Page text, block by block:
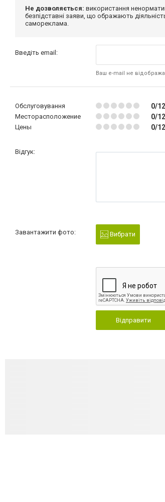
Не дозволяється: використання
безпідставні заяви, що ображають
самореклама.
Введіть email:
Ваш e-mail не
Обслуговування 0/12
Месторасположение 0/12
Цены 0/12
Відгук:
Завантажити фото: Вибрати
Відправити